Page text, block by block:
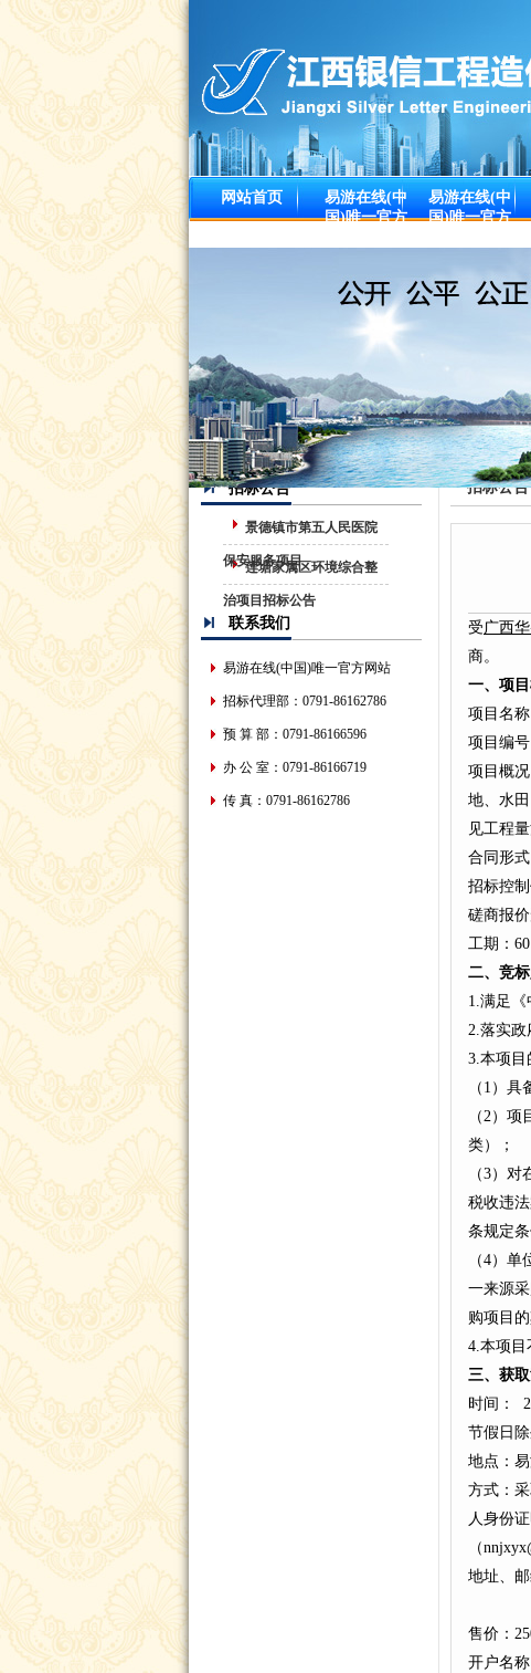
网站首页
易游在线(中
国)唯一官方
易游在线(中
国)唯一官方
招标公告
景德镇市第五人民医院
保安服务项目
莲塘家属区环境综合整
治项目招标公告
联系我们
易游在线(中国)唯一官方网站
招标代理部：0791-86162786
预 算 部：0791-86166596
办 公 室：0791-86166719
传 真：0791-86162786
招标公告
受广西
商。
一、项
项目名
项目编
项目概
地、水
见工程
合同形
招标控制
磋商报
工期：60
二、 竞
1.满足
2.落实政
3.本项目
（1）
（2）
类）；
（3）
税收违
条规定
（4）
一来源
购项目
4.本项目
三、 获
时间：
节假日除
地点：
方式：
人身份
（
地址、
售价：
开户名